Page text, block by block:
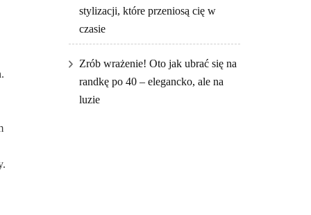
stylizacji, które przeniosą cię w
czasie
Zrób wrażenie! Oto jak ubrać się na
randkę po 40 – elegancko, ale na
luzie